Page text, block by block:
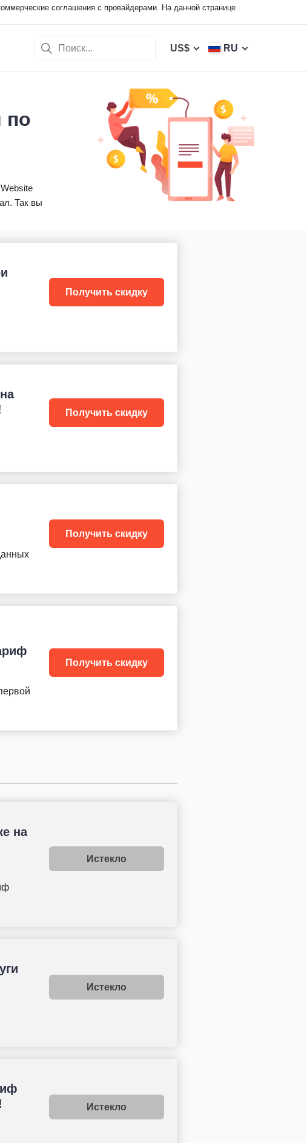
соглашения с провайдерами. На данной странице
US$ RU
по
Так вы
Получить скидку
Получить скидку
Получить скидку
Получить скидку
на
Истекло
Истекло
Истекло